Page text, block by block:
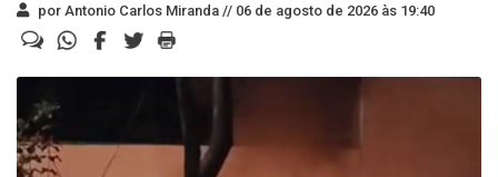
por Antonio Carlos Miranda // 06 de agosto de 2026 às 19:40